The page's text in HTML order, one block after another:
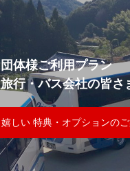
団体様ご利用プラン
旅行・バス会社の皆さ
嬉しい 特典・オプションの